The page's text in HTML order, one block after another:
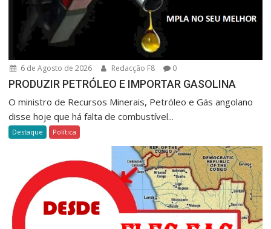
6 de Agosto de 2026 Redacção F8 0
PRODUZIR PETRÓLEO E IMPORTAR GASOLINA
O ministro de Recursos Minerais, Petróleo e Gás angolano
disse hoje que há falta de combustível...
Destaque Política